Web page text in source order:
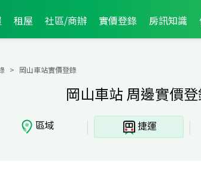
租屋 社區/商辦 實價登錄 房訊知識
岡山車站實價登錄
岡山車站 周邊實價
區域 | 捷運 |